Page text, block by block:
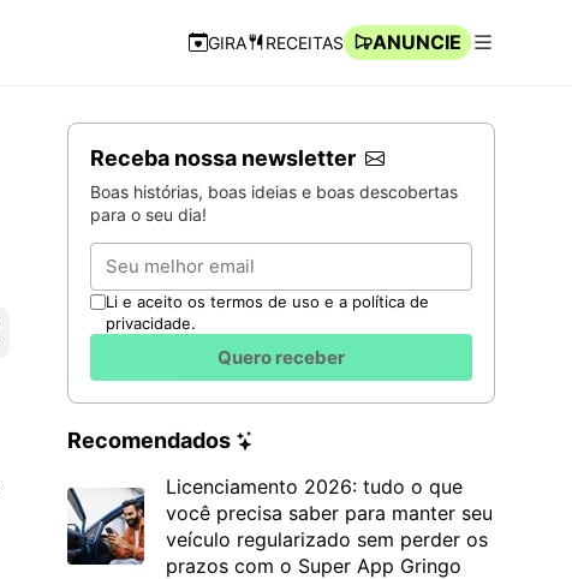
Navegação Rápida
GIRA RECEITAS
ANUNCIE
Receba nossa newsletter
Boas histórias, boas ideias e boas descobertas
para o seu dia!
Email
Li e aceito os termos de uso e a política de
privacidade.
Quero receber
Recomendados
Licenciamento 2026: tudo o que
você precisa saber para manter seu
veículo regularizado sem perder os
prazos com o Super App Gringo